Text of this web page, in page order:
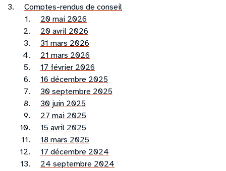
Comptes-rendus de conseil
20 mai 2026
20 avril 2026
31 mars 2026
21 mars 2026
17 février 2026
16 décembre 2025
30 septembre 2025
30 juin 2025
27 mai 2025
15 avril 2025
18 mars 2025
17 décembre 2024
24 septembre 2024